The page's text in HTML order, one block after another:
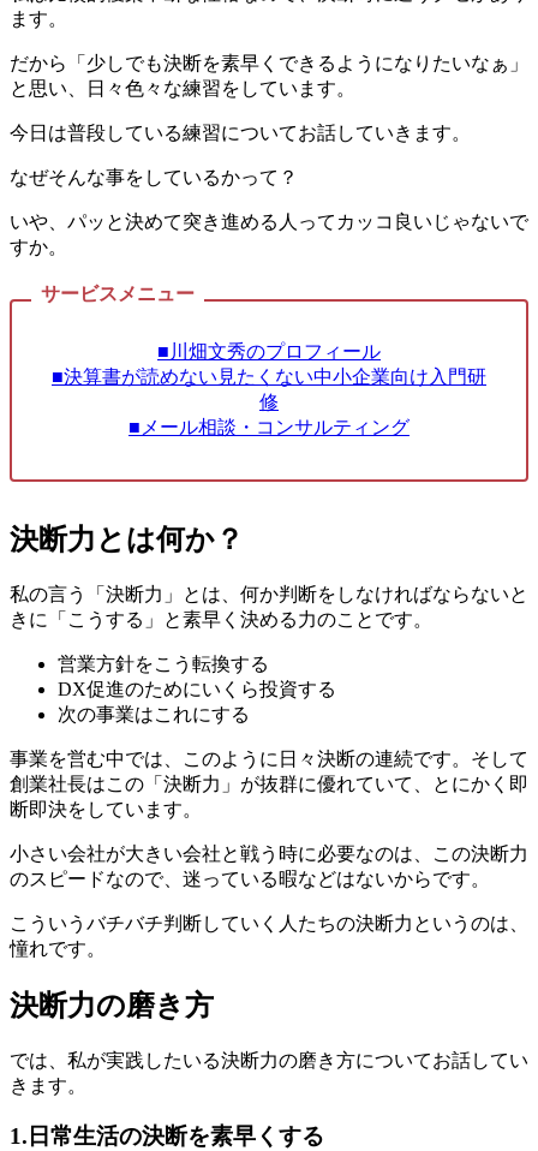
ます。
だから「少しでも決断を素早くできるようになりたいなぁ」
と思い、日々色々な練習をしています。
今日は普段している練習についてお話していきます。
なぜそんな事をしているかって？
いや、パッと決めて突き進める人ってカッコ良いじゃないで
すか。
■川畑文秀のプロフィール
■決算書が読めない見たくない中小企業向け入門研
修
■メール相談・コンサルティング
決断力とは何か？
私の言う「決断力」とは、何か判断をしなければならないと
きに「こうする」と素早く決める力のことです。
営業方針をこう転換する
DX促進のためにいくら投資する
次の事業はこれにする
事業を営む中では、このように日々決断の連続です。そして
創業社長はこの「決断力」が抜群に優れていて、とにかく即
断即決をしています。
小さい会社が大きい会社と戦う時に必要なのは、この決断力
のスピードなので、迷っている暇などはないからです。
こういうバチバチ判断していく人たちの決断力というのは、
憧れです。
決断力の磨き方
では、私が実践したいる決断力の磨き方についてお話してい
きます。
1.日常生活の決断を素早くする